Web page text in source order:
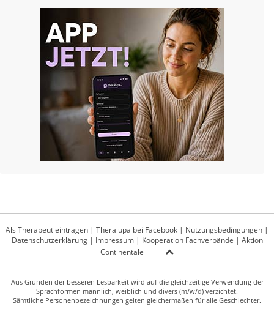
Als Therapeut eintragen | Theralupa bei Facebook | Nutzungsbedingungen |
Datenschutzerklärung| Impressum| Kooperation Fachverbände | Aktion
Continentale
Aus Gründen der besseren Lesbarkeit wird auf die gleichzeitige Verwendung der
Sprachformen männlich, weiblich und divers (m/w/d) verzichtet.
Sämtliche Personenbezeichnungen gelten gleichermaßen für alle Geschlechter.